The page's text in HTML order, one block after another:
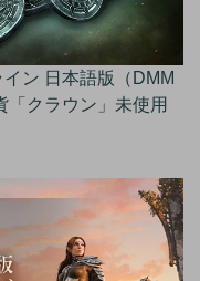
ン 日本語版（DMM
「クラウン」未使用